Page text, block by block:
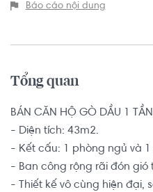
Báo cáo nội dung
Tổng quan
BÁN CĂN HỘ GÒ DẦU 1
- Diện tích: 43m2.
- Kết cấu: 1 phòng ngủ và
- Ban công rộng rãi đón gió
- Thiết kế vô cùng hiện đại,